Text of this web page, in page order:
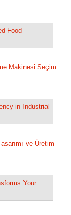
Makinesi Seçim
ve Üretim